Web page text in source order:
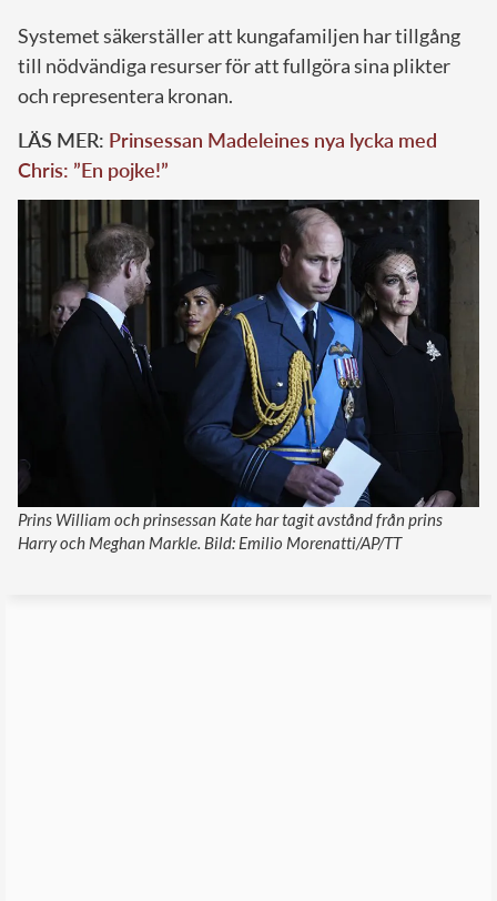
Systemet säkerställer att kungafamiljen har tillgång
till nödvändiga resurser för att fullgöra sina plikter
och representera kronan.
LÄS MER: Prinsessan Madeleines nya lycka med
Chris: ”En pojke!”
Prins William och prinsessan Kate har tagit avstånd från prins
Harry och Meghan Markle. Bild: Emilio Morenatti/AP/TT